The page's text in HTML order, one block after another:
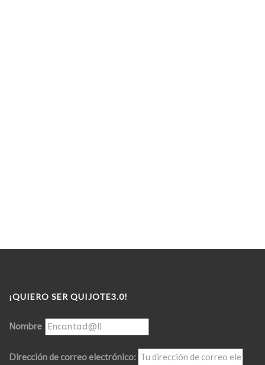
¡QUIERO SER QUIJOTE3.0!
Nombre
Dirección de correo electrónico: